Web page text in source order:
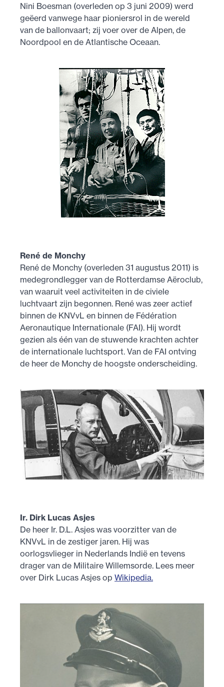
Nini Boesman (overleden op 3 juni 2009) werd
geëerd vanwege haar pioniersrol in de wereld
van de ballonvaart; zij voer over de Alpen, de
Noordpool en de Atlantische Oceaan.
René de Monchy
René de Monchy (overleden 31 augustus 2011) is
medegrondlegger van de Rotterdamse Aëroclub,
van waaruit veel activiteiten in de civiele
luchtvaart zijn begonnen. René was zeer actief
binnen de KNVvL en binnen de Fédération
Aeronautique Internationale (FAI). Hij wordt
gezien als één van de stuwende krachten achter
de internationale luchtsport. Van de FAI ontving
de heer de Monchy de hoogste onderscheiding.
Ir. Dirk Lucas Asjes
De heer Ir. D.L. Asjes was voorzitter van de
KNVvL in de zestiger jaren. Hij was
oorlogsvlieger in Nederlands Indië en tevens
drager van de Militaire Willemsorde. Lees meer
over Dirk Lucas Asjes op Wikipedia.